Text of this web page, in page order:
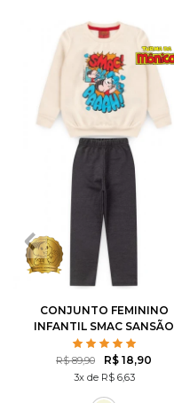
1 3 4
CONJUNTO FEMININO
INFANTIL SMAC SANSÃO
- TURMA DA MÔNICA
R$ 89,90 R$ 18,90
3x de R$ 6,63